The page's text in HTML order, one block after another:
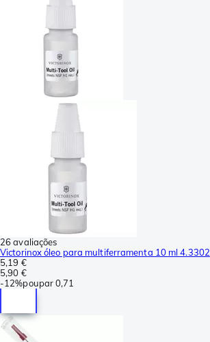
26 avaliações
Victorinox óleo para multiferramenta 10 ml 4.3302
5,19 €
5,90 €
-12%poupar0,71